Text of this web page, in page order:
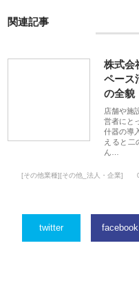
関連記事
株式会
ペース
の全貌
店舗や施
営者にと
什器の導
えると二
ん…
[その他業種][その他_法人・企業]
twitter facebook